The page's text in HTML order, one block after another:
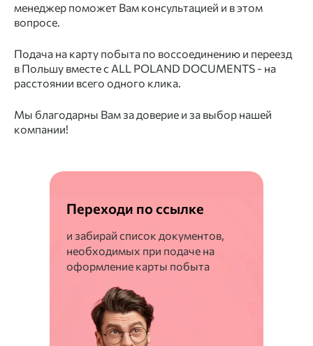
менеджер поможет Вам консультацией и в этом
вопросе.
Подача на карту побыта по воссоединению и переезд
в Польшу вместе с ALL POLAND DOCUMENTS - на
расстоянии всего одного клика.
Мы благодарны Вам за доверие и за выбор нашей
компании!
Переходи по ссылке
и забирай список документов,
необходимых при подаче на
оформление карты побыта